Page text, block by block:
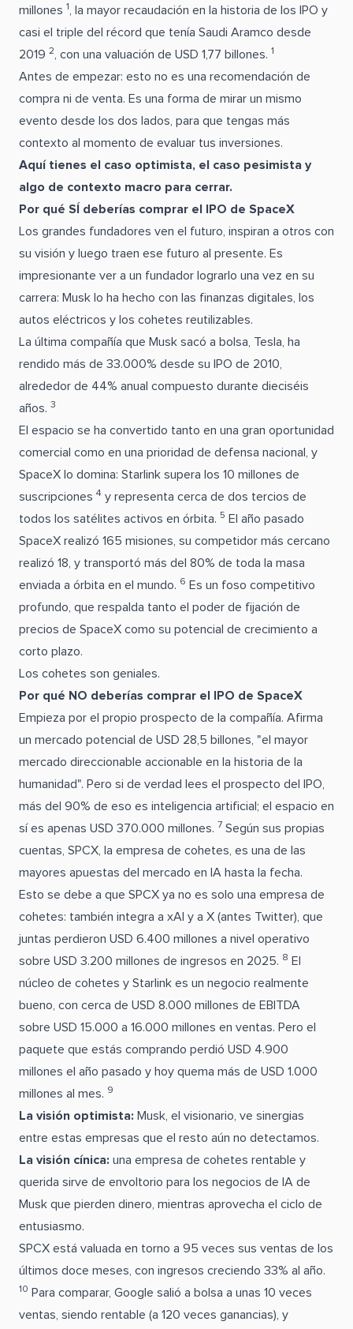
millones 1
, la mayor recaudación en la historia de los IPO y
casi el triple del récord que tenía Saudi Aramco desde
2019 2 , con una valuación de USD 1,77 billones. 1
Antes de empezar: esto no es una recomendación de
compra ni de venta. Es una forma de mirar un mismo
evento desde los dos lados, para que tengas más
contexto al momento de evaluar tus inversiones.
Aquí tienes el caso optimista, el caso pesimista y
algo de contexto macro para cerrar.
Por qué SÍ deberías comprar el IPO de SpaceX
Los grandes fundadores ven el futuro, inspiran a otros con
su visión y luego traen ese futuro al presente. Es
impresionante ver a un fundador lograrlo una vez en su
carrera: Musk lo ha hecho con las finanzas digitales, los
autos eléctricos y los cohetes reutilizables.
La última compañía que Musk sacó a bolsa, Tesla, ha
rendido más de 33.000% desde su IPO de 2010,
alrededor de 44% anual compuesto durante dieciséis
años. 3
El espacio se ha convertido tanto en una gran oportunidad
comercial como en una prioridad de defensa nacional, y
SpaceX lo domina: Starlink supera los 10 millones de
suscripciones 4 y representa cerca de dos tercios de
todos los satélites activos en órbita. 5 El año pasado
SpaceX realizó 165 misiones, su competidor más cercano
realizó 18, y transportó más del 80% de toda la masa
enviada a órbita en el mundo. 6 Es un foso competitivo
profundo, que respalda tanto el poder de fijación de
precios de SpaceX como su potencial de crecimiento a
corto plazo.
Los cohetes son geniales.
Por qué NO deberías comprar el IPO de SpaceX
Empieza por el propio prospecto de la compañía. Afirma
un mercado potencial de USD 28,5 billones, "el mayor
mercado direccionable accionable en la historia de la
humanidad". Pero si de verdad lees el prospecto del IPO,
más del 90% de eso es inteligencia artificial; el espacio en
sí es apenas USD 370.000 millones. 7 Según sus propias
cuentas, SPCX, la empresa de cohetes, es una de las
mayores apuestas del mercado en IA hasta la fecha.
Esto se debe a que SPCX ya no es solo una empresa de
cohetes: también integra a xAI y a X (antes Twitter), que
juntas perdieron USD 6.400 millones a nivel operativo
sobre USD 3.200 millones de ingresos en 2025. 8 El
núcleo de cohetes y Starlink es un negocio realmente
bueno, con cerca de USD 8.000 millones de EBITDA
sobre USD 15.000 a 16.000 millones en ventas. Pero el
paquete que estás comprando perdió USD 4.900
millones el año pasado y hoy quema más de USD 1.000
millones al mes. 9
La visión optimista: Musk, el visionario, ve sinergias
entre estas empresas que el resto aún no detectamos.
La visión cínica: una empresa de cohetes rentable y
querida sirve de envoltorio para los negocios de IA de
Musk que pierden dinero, mientras aprovecha el ciclo de
entusiasmo.
SPCX está valuada en torno a 95 veces sus ventas de los
últimos doce meses, con ingresos creciendo 33% al año.
10 Para comparar, Google salió a bolsa a unas 10 veces
ventas, siendo rentable (a 120 veces ganancias), y